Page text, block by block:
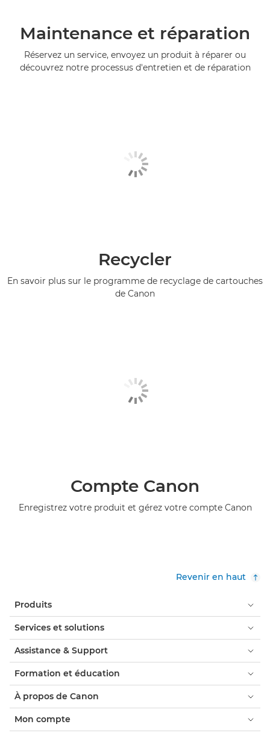
Maintenance et réparation
Réservez un service, envoyez un produit à réparer ou
découvrez notre processus d'entretien et de réparation
Recycler
En savoir plus sur le programme de recyclage de cartouches
de Canon
Compte Canon
Enregistrez votre produit et gérez votre compte Canon
Revenir en haut
Produits
Services et solutions
Assistance & Support
Formation et éducation
À propos de Canon
Mon compte